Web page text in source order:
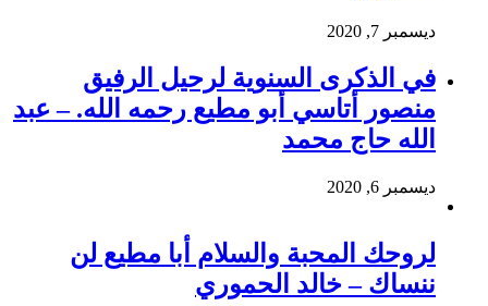
ديسمبر 7, 2020
في الذكرى السنوية لرحيل الرفيق
منصور أتاسي أبو مطيع رحمه الله. – عبد
الله حاج محمد
ديسمبر 6, 2020
لروحك المحبة والسلام أبا مطيع لن
ننساك – خالد الحموري